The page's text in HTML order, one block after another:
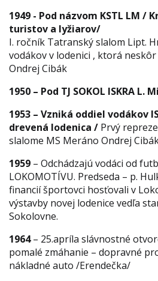
1949 - Pod názvom KSTL LM /
turistov a lyžiarov/
I. ročník Tatranský slalom Lipt.
vodákov v lodenici , ktorá
Ondrej Cibák
1950 – Pod TJ SOKOL ISKRA L.
1953 – Vzniká oddiel vodákov
drevená lodenica / Prvý
slalome MS Meráno Ondrej
1959 – Odchádzajú vodáci od
LOKOMOTÍVU. Predseda – p.
financií športovci hosťovali v
výstavby novej lodenice vedľa
Sokolovne.
1964– 25.apríla slávnostné
pomalé zmáhanie – dopravné
nákladné auto /Erendečka/